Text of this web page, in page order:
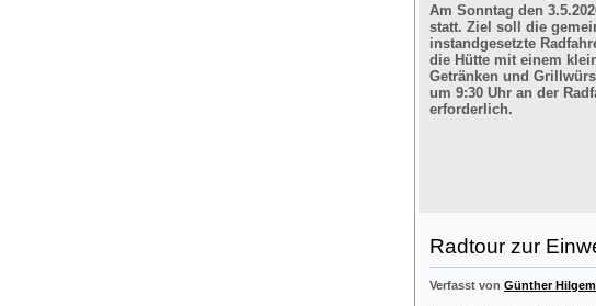
Am Sonntag den
statt. Ziel soll die
instandgesetzte
die Hütte mit einem
Getränken und
um 9:30 Uhr an der
erforderlich.
Radtour zur
Verfasst von Günther